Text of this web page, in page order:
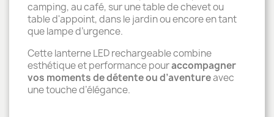
camping, au café, sur une table de chevet ou
table d'appoint, dans le jardin ou encore en tant
que lampe d’urgence.
Cette lanterne LED rechargeable combine
esthétique et performance pouraccompagner
vos moments de détente ou d’aventureavec
une touche d’élégance.